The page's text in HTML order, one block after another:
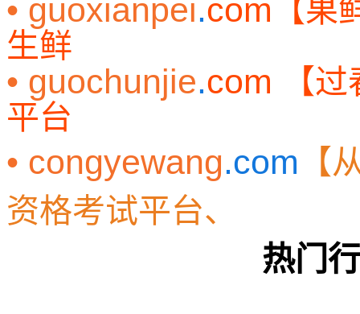
• guoxianpei.com 【
生鲜
• guochunjie.com
【
平台
• congyewang.com 【
资格考试平台、
热门